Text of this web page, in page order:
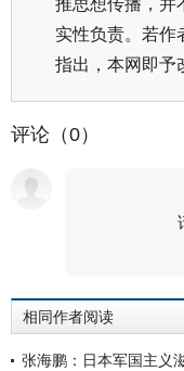
实性负责。若作
指出，本网即予
评论（0）
相同作者阅读
张海鹏：日本军国主义